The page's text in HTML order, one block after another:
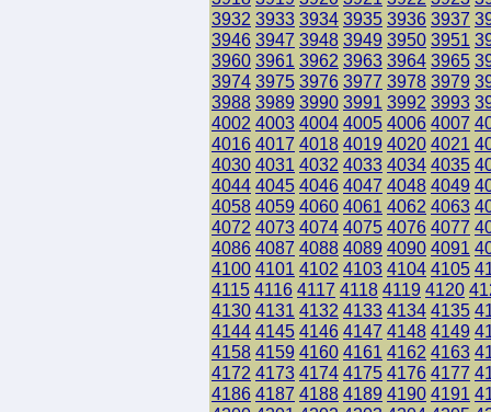
3932 3933 3934 3935 3936 3937
3946 3947 3948 3949 3950 3951
3960 3961 3962 3963 3964 3965
3974 3975 3976 3977 3978 3979
3988 3989 3990 3991 3992 3993
4002 4003 4004 4005 4006 4007
4016 4017 4018 4019 4020 4021
4030 4031 4032 4033 4034 4035
4044 4045 4046 4047 4048 4049
4058 4059 4060 4061 4062 4063
4072 4073 4074 4075 4076 4077
4086 4087 4088 4089 4090 4091
4100 4101 4102 4103 4104 4105
4115 4116 4117 4118 4119 4120
4130 4131 4132 4133 4134 4135
4144 4145 4146 4147 4148 4149
4158 4159 4160 4161 4162 4163
4172 4173 4174 4175 4176 4177
4186 4187 4188 4189 4190 4191